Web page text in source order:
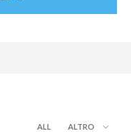
ALL ALTRO